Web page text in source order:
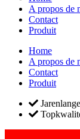
A propos de
Contact
Produit
Home
A propos de
Contact
Produit